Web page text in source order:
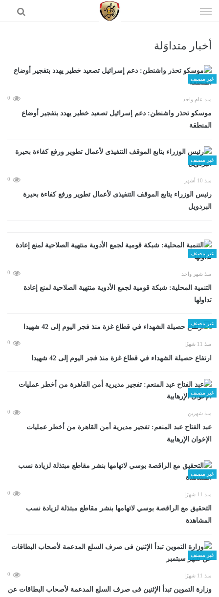
الى
أخبار متداوَلة
غير مصنف
منذ عام واحد 0
موسكو تحذر واشنطن: دعم إسرائيل تصعيد خطير يهدد بتفجير أوضاع
المنطقة
غير مصنف
منذ 10 أشهر 0
رئيس الوزراء يتابع الموقف التنفيذى لأعمال تطوير ورفع كفاءة بحيرة
البردويل
غير مصنف
منذ شهر واحد 0
التنمية المحلية: شبكة قومية لجمع الأدوية منتهية الصلاحية لمنع إعادة
تداولها
غير مصنف
منذ 11 شهرًا 0
ارتفاع حصيلة الشهداء في قطاع غزة منذ فجر اليوم إلى 42 شهيدا
غير مصنف
منذ شهرين 0
عبد الفتاح عبد المنعم: تفجير مديرية أمن القاهرة من أخطر عمليات
الإخوان الإرهابية
غير مصنف
منذ 11 شهرًا 0
التحقيق مع الراقصة بوسي لاتهامها بنشر مقاطع مبتذلة لزيادة نسب
المشاهدة
غير مصنف
منذ 11 شهرًا 0
وزارة التموين تبدأ الإثنين فى صرف السلع المدعمة لأصحاب البطاقات عن